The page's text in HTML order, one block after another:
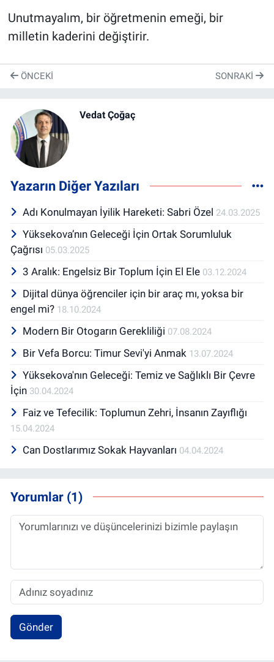
Unutmayalım, bir öğretmenin emeği, bir
milletin kaderini değiştirir.
ÖNCEKI SONRAKI
Vedat Çoğaç
Yazarın Diğer Yazıları
Adı Konulmayan İyilik Hareketi: Sabri Özel 24.03.2025
Yüksekova’nın Geleceği İçin Ortak Sorumluluk
Çağrısı 05.03.2025
3 Aralık: Engelsiz Bir Toplum İçin El Ele 03.12.2024
Dijital dünya öğrenciler için bir araç mı, yoksa bir
engel mi? 18.10.2024
Modern Bir Otogarın Gerekliliği 07.08.2024
Bir Vefa Borcu: Timur Sevi'yi Anmak 13.07.2024
Yüksekova'nın Geleceği: Temiz ve Sağlıklı Bir Çevre
İçin 30.04.2024
Faiz ve Tefecilik: Toplumun Zehri, İnsanın Zayıflığı
15.04.2024
Can Dostlarımız Sokak Hayvanları 04.04.2024
Yorumlar (1)
Gönder